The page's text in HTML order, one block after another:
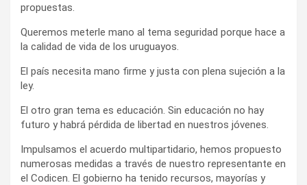
propuestas.
Queremos meterle mano al tema seguridad porque hace a
la calidad de vida de los uruguayos.
El país necesita mano firme y justa con plena sujeción a la
ley.
El otro gran tema es educación. Sin educación no hay
futuro y habrá pérdida de libertad en nuestros jóvenes.
Impulsamos el acuerdo multipartidario, hemos propuesto
numerosas medidas a través de nuestro representante en
el Codicen. El gobierno ha tenido recursos, mayorías y